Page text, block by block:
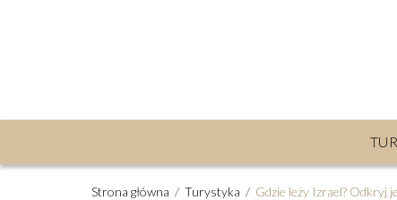
Strona główna / Turystyka / Gdzie leży Izrael? Odkryj